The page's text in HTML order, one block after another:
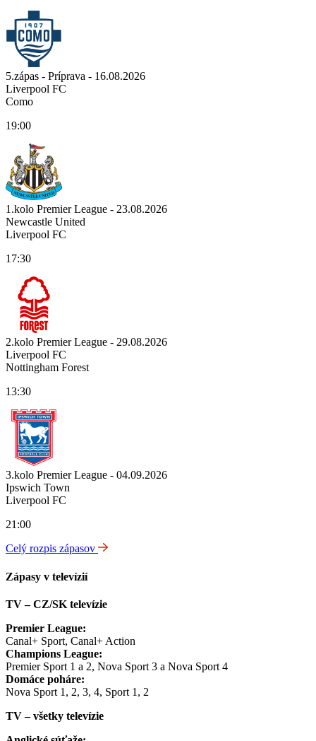
5.zápas - Príprava - 16.08.2026
Liverpool FC
Como
19:00
1.kolo Premier League - 23.08.2026
Newcastle United
Liverpool FC
17:30
2.kolo Premier League - 29.08.2026
Liverpool FC
Nottingham Forest
13:30
3.kolo Premier League - 04.09.2026
Ipswich Town
Liverpool FC
21:00
Celý rozpis zápasov
Zápasy v televízií
TV – CZ/SK televízie
Premier League:
Canal+ Sport, Canal+ Action
Champions League:
Premier Sport 1 a 2, Nova Sport 3 a Nova Sport 4
Domáce poháre:
Nova Sport 1, 2, 3, 4, Sport 1, 2
TV – všetky televízie